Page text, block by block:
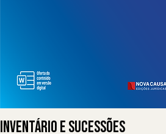
Inventário e Sucessões